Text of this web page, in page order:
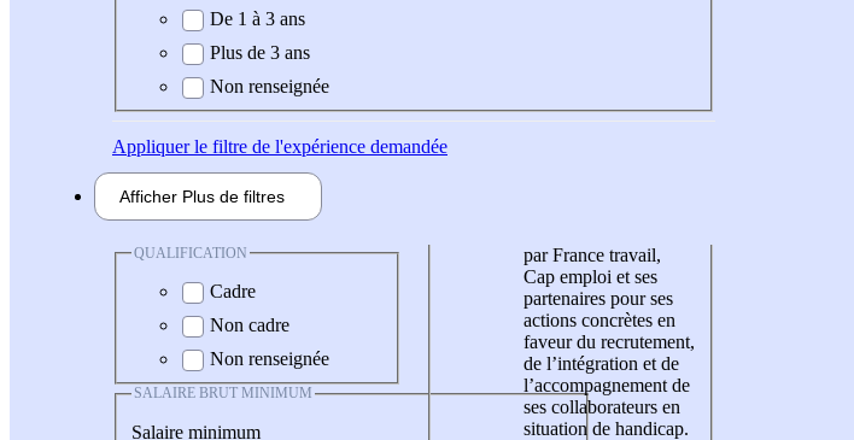
De 1 à 3 ans
Plus de 3 ans
Non renseignée
Appliquerle filtre de l'expérience demandée
Afficher Plus de filtres
QUALIFICATION
Cadre
Non cadre
Non renseignée
SALAIRE BRUT MINIMUM
Salaire minimum
par France travail,
Cap emploi et ses
partenaires pour ses
actions concrètes en
faveur du recrutement,
de l’intégration et de
l’accompagnement de
ses collaborateurs en
situation de handicap.